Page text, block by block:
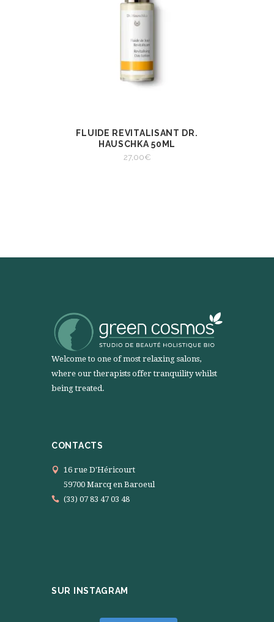
VIEW
AJOUTER AU
PANIER
FLUIDE REVITALISANT DR.
HAUSCHKA 50ML
27,00€
Welcome to one of most relaxing salons,
where our therapists offer tranquility whilst
being treated.
CONTACTS
16 rue D'Héricourt
59700 Marcq en Baroeul
(33) 07 83 47 03 48
SUR INSTAGRAM